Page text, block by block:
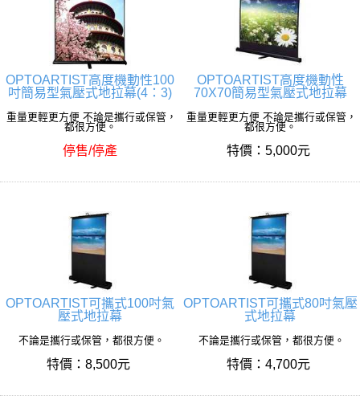
OPTOARTIST高度機動性100
吋簡易型氣壓式地拉幕(4：3)
重量更輕更方便 不論是攜行或保管，
都很方便。
停售/停產
OPTOARTIST高度機動性
70X70簡易型氣壓式地拉幕
重量更輕更方便 不論是攜行或保管，
都很方便。
特價：5,000元
OPTOARTIST可攜式100吋氣
壓式地拉幕
不論是攜行或保管，都很方便。
特價：8,500元
OPTOARTIST可攜式80吋氣壓
式地拉幕
不論是攜行或保管，都很方便。
特價：4,700元